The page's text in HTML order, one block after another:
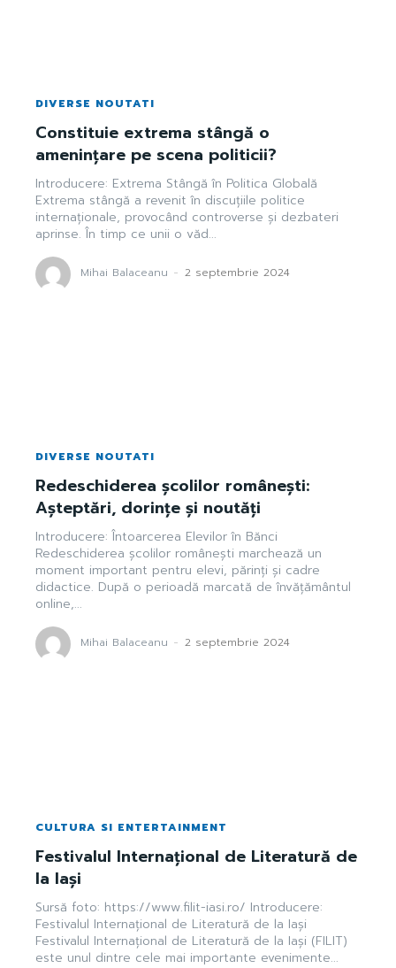
DIVERSE NOUTATI
Constituie extrema stângă o
amenințare pe scena politicii?
Introducere: Extrema Stângă în Politica Globală
Extrema stângă a revenit în discuțiile politice
internaționale, provocând controverse și dezbateri
aprinse. În timp ce unii o văd...
Mihai Balaceanu - 2 septembrie 2024
DIVERSE NOUTATI
Redeschiderea școlilor românești:
Așteptări, dorințe și noutăți
Introducere: Întoarcerea Elevilor în Bănci
Redeschiderea școlilor românești marchează un
moment important pentru elevi, părinți și cadre
didactice. După o perioadă marcată de învățământul
online,...
Mihai Balaceanu - 2 septembrie 2024
CULTURA SI ENTERTAINMENT
Festivalul Internațional de Literatură de
la Iași
Sursă foto: https://www.filit-iasi.ro/ Introducere:
Festivalul Internațional de Literatură de la Iași
Festivalul Internațional de Literatură de la Iași (FILIT)
este unul dintre cele mai importante evenimente...